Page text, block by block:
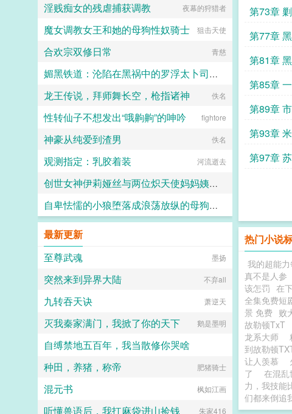
不懂的可
第73章
第77章
第81章
第85章
坐立难安
第89章
宝可梦
第93章
我好基友
第97章
热门小说
我的超能
真不是人参
该怎罚 在
全集免费短
景 免费 败
故勒顿TxT
龙系大师
到故勒顿
让人羡慕
了
在混乱
力，我技能
们都来倒追
淫贱痴女的残虐捕获调教 夜幕的狩猎者
魔女调教女王和她的母狗性奴骑士 狙击天使
合欢宗双修日常 青慈
媚黑铁道：沦陷在黑祸中的罗浮太卜司肉媚地狱·符玄篇
七七七
龙王传说，拜师舞长空，枪指诸神 佚名
性转仙子不想发出“哦齁齁”的呻吟 fightore
神豪从纯爱到渣男 佚名
观测指定：乳胶着装 河流逝去
创世女神伊莉娅丝与两位炽天使妈妈姨妈一起输给勇者的肉棒，神国沦陷成为新神王的永世肉便器
愛と税のために
自卑怯懦的小狼堕落成浪荡放纵的母狗一共需要多久？用快感洗刷掉一切自我和人格吧～
最新更新
至尊武魂
墨扬
突然来到异界大陆 不弃all
九转吞天诀 萧逆天
灭我秦家满门，我掀了你的天下 鹅是墨明
自缚禁地五百年，我当散修你哭啥
萝卜味薄荷糖
种田，养猪，称帝 肥猪骑士
混元书 枫如江画
听懂兽语后，我扛麻袋进山捡钱 朱家416